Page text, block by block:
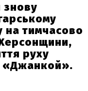
знову
на тимчасово
руху
«Джанкой».